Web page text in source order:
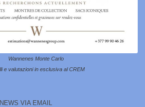
Wannenes Monte Carlo
e valutazioni in esclusiva al CREM
VIA EMAIL